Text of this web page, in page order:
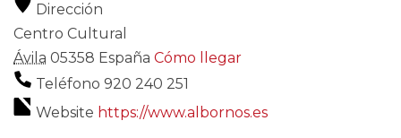
Dirección
Centro Cultural
Ávila 05358 España Cómo llegar
Teléfono 920 240 251
Website https://www.albornos.es